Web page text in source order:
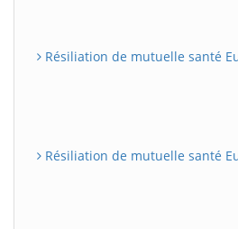
Résiliation de mutuelle santé
Résiliation de mutuelle santé